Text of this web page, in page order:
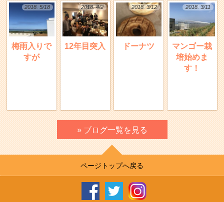
2018. 5/18
梅雨入りで
すが
2018. 4/2
12年目突入
2018. 3/12
ドーナツ
2018. 3/11
マンゴー栽
培始めま
す！
» ブログ一覧を見る
ページトップへ戻る